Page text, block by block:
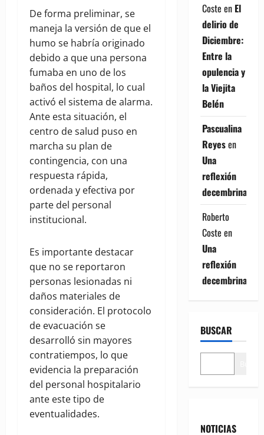
De forma preliminar, se
maneja la versión de que el
humo se habría originado
debido a que una persona
fumaba en uno de los
baños del hospital, lo cual
activó el sistema de alarma.
Ante esta situación, el
centro de salud puso en
marcha su plan de
contingencia, con una
respuesta rápida,
ordenada y efectiva por
parte del personal
institucional.
Es importante destacar
que no se reportaron
personas lesionadas ni
daños materiales de
consideración. El protocolo
de evacuación se
desarrolló sin mayores
contratiempos, lo que
evidencia la preparación
del personal hospitalario
ante este tipo de
eventualidades.
Coste en El
delirio de
Diciembre:
Entre la
opulencia y
la Viejita
Belén
Pascualina
Reyesen
Una
reflexión
decembrina
Roberto
Coste en
Una
reflexión
decembrina
BUSCAR
NOTICIAS